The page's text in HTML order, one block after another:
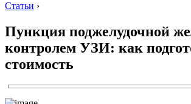
Статьи ›
Пункция поджелудочной
контролем УЗИ: как
стоимость